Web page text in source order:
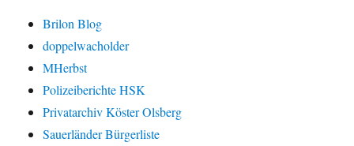
Brilon Blog
doppelwacholder
MHerbst
Polizeiberichte HSK
Privatarchiv Köster Olsberg
Sauerländer Bürgerliste